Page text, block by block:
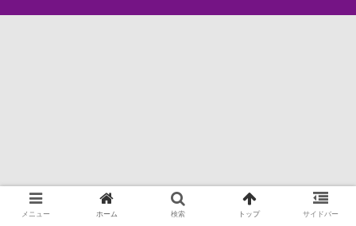
メニュー ホーム 検索 トップ サイドバー